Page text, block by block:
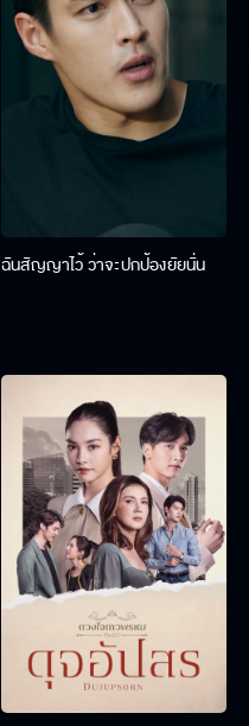
ฉันสัญญาไว้ ว่าจะปกป้องยัยนั่น